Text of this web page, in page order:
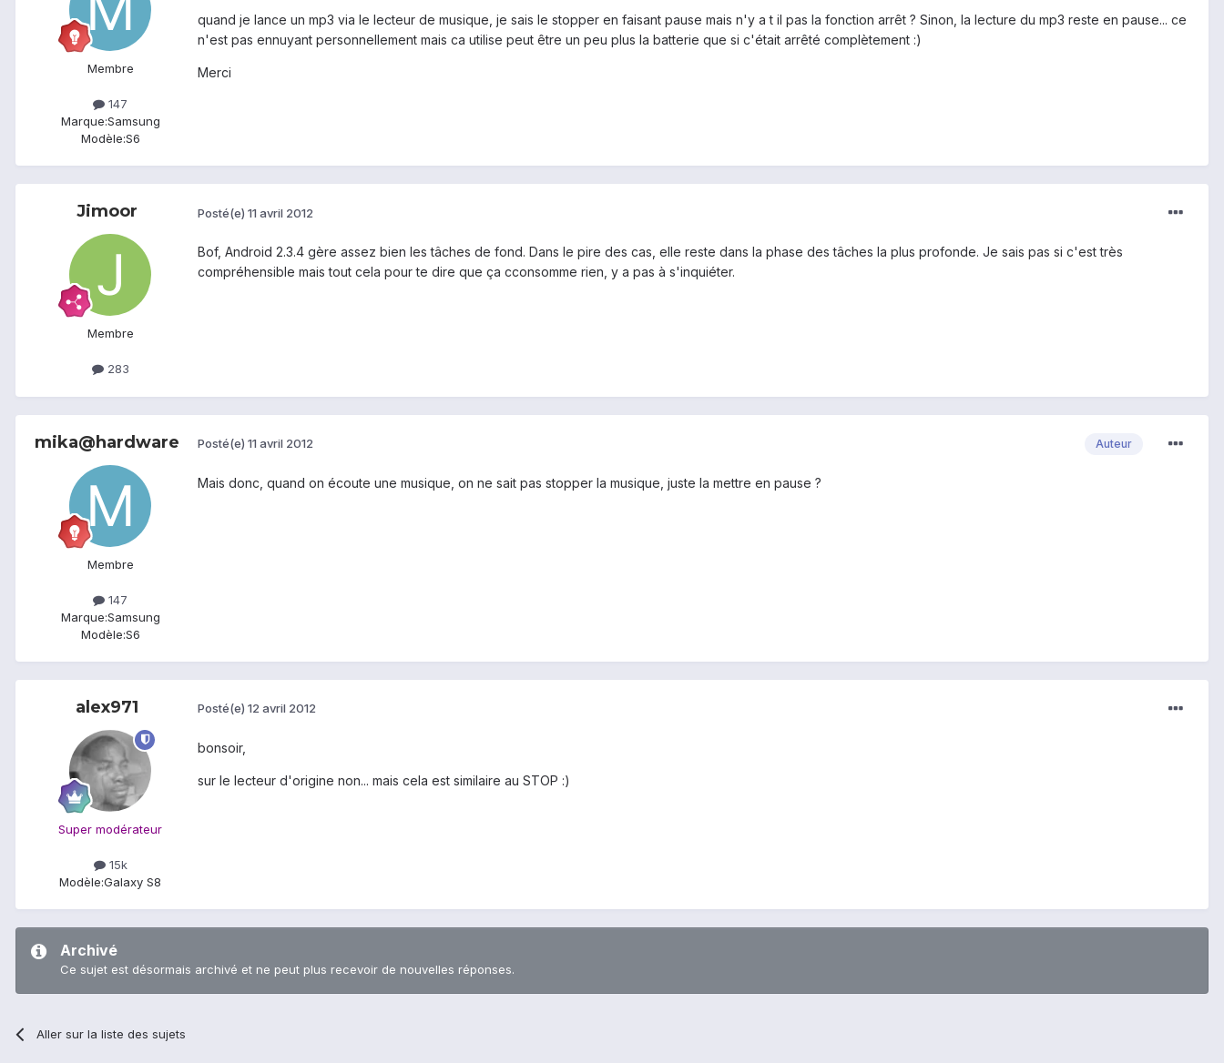
Membre
147
Marque:Samsung
Modèle:S6
quand je lance un mp3 via le lecteur de musique, je sais le stopper en faisant pause mais n'y a t il pas la fonction arrêt ? Sinon, la lecture du mp3 reste en pause... ce
n'est pas ennuyant personnellement mais ca utilise peut être un peu plus la batterie que si c'était arrêté complètement :)
Merci
Jimoor
Membre
283
Posté(e) 11 avril 2012
Bof, Android 2.3.4 gère assez bien les tâches de fond. Dans le pire des cas, elle reste dans la phase des tâches la plus profonde. Je sais pas si c'est très
compréhensible mais tout cela pour te dire que ça cconsomme rien, y a pas à s'inquiéter.
mika@hardware
Membre
147
Marque:Samsung
Modèle:S6
Auteur
Posté(e) 11 avril 2012
Mais donc, quand on écoute une musique, on ne sait pas stopper la musique, juste la mettre en pause ?
alex971
Super modérateur
15k
Modèle:Galaxy S8
Posté(e) 12 avril 2012
bonsoir,
sur le lecteur d'origine non... mais cela est similaire au STOP :)
Archivé
Ce sujet est désormais archivé et ne peut plus recevoir de nouvelles réponses.
Aller sur la liste des sujets